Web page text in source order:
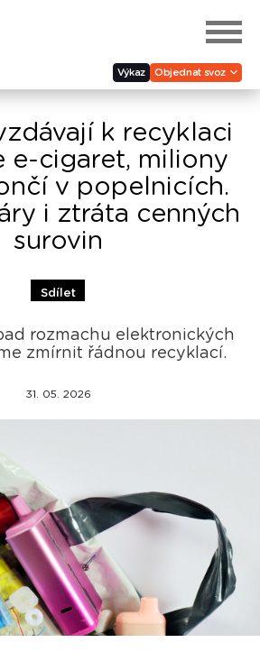
Výkaz Objednat svoz
k recyklaci
e-cigaret, miliony
v popelnicích.
i ztráta cenných
surovin
Sdílet
rozmachu elektronických
zmírnit řádnou recyklací.
31. 05. 2026